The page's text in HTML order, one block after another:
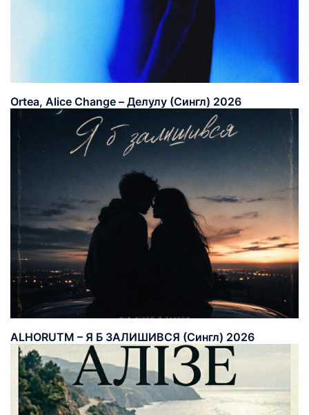
Ortea, Alice Change – Делулу (Сингл) 2026
ALHORUTM – Я Б ЗАЛИШИВСЯ (Сингл) 2026